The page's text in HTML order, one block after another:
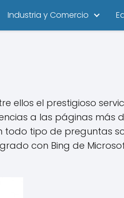
Industria y Comercio
ellos el prestigioso
a las páginas más
tipo de preguntas
con Bing de